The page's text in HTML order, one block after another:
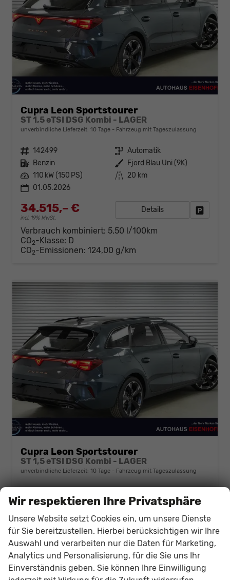
Cupra Leon Sportstourer
ST 1,5 eTSI DSG Kombi - LAGER
unverbindliche Lieferzeit: 10 Tage Fahrzeug mit Tageszulassung
Fahrzeugnr. 142499 Getriebe Automatik
Kraftstoff Benzin Außenfarbe Fjord Blau Uni (9K)
Leistung 110 kW (150 PS) Kilometerstand 20 km
01.05.2026
34.515,– €
incl. 19% MwSt.
Details
Verbrauch kombiniert: 5,50 l/100km
CO2-Klasse: D
CO2-Emissionen: 124,00 g/km
Cupra Leon Sportstourer
ST 1,5 eTSI DSG Kombi - LAGER
unverbindliche Lieferzeit: 10 Tage Fahrzeug mit Tageszulassung
Kraftstoff Benzin Außenfarbe Fjord Blau Uni (9K)
Leistung 110 kW (150 PS) Kilometerstand 120 km
01.05.2026
34.515,– €
incl. 19% MwSt.
Details
Verbrauch kombiniert:5,50 l/100km
Wir respektieren Ihre Privatsphäre
Unsere Website setzt Cookies ein, um unsere Dienste
für Sie bereitzustellen. Hierbei berücksichtigen wir Ihre
Auswahl und verarbeiten nur die Daten für Marketing,
Analytics und Personalisierung, für die Sie uns Ihr
Einverständnis geben. Sie können Ihre Einwilligung